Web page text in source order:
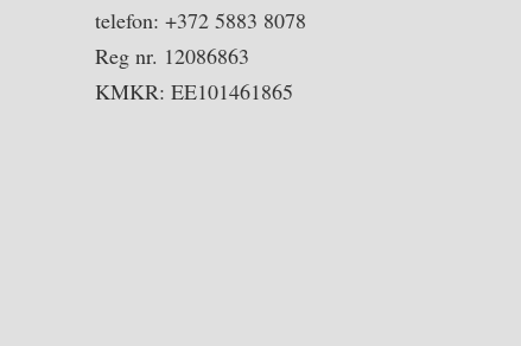
telefon: +372 5883 8078
Reg nr. 12086863
KMKR: EE101461865